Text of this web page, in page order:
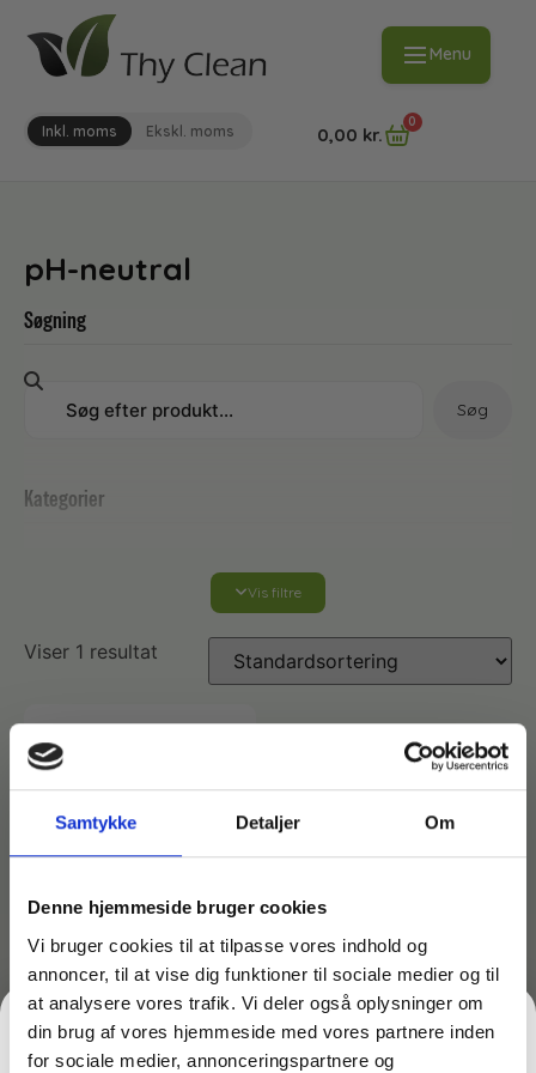
Samtykke Detaljer Om
Denne hjemmeside bruger cookies
Vi bruger cookies til at tilpasse vores indhold og
annoncer, til at vise dig funktioner til sociale medier og til
at analysere vores trafik. Vi deler også oplysninger om
din brug af vores hjemmeside med vores partnere inden
for sociale medier, annonceringspartnere og
Menu
Inkl. moms Ekskl. moms 0,00 kr.
0
pH-neutral
Søgning
Søg
Kategorier
Affaldsposer og sække
Affaldsspande
Affaldsstativer
Gribetænger
Desinfektion af overflader
Desinfektionsmidler
Ecolab produkter
Desinfektion og rengøring
Ecolab Badeværelse
Ecolab Gulvrengøring
Handsker og værnemidler
Engangshandsker
Personlig hygiejne og pleje
Håndsæbe
Håndsprit
Rekvisitter til rengøring
Afstøver
Rengøring
Vis filtre
Viser 1 resultat
Varenr: TC14521
Håndopvask –
Svanemærket – 1 liter